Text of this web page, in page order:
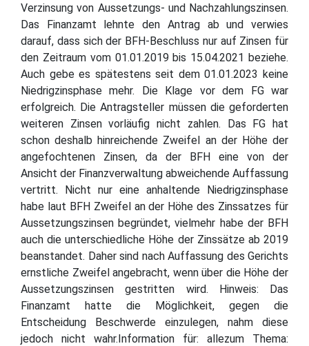
Verzinsung von Aussetzungs- und Nachzahlungszinsen.
Das Finanzamt lehnte den Antrag ab und verwies
darauf, dass sich der BFH-Beschluss nur auf Zinsen für
den Zeitraum vom 01.01.2019 bis 15.04.2021 beziehe.
Auch gebe es spätestens seit dem 01.01.2023 keine
Niedrigzinsphase mehr. Die Klage vor dem FG war
erfolgreich. Die Antragsteller müssen die geforderten
weiteren Zinsen vorläufig nicht zahlen. Das FG hat
schon deshalb hinreichende Zweifel an der Höhe der
angefochtenen Zinsen, da der BFH eine von der
Ansicht der Finanzverwaltung abweichende Auffassung
vertritt. Nicht nur eine anhaltende Niedrigzinsphase
habe laut BFH Zweifel an der Höhe des Zinssatzes für
Aussetzungszinsen begründet, vielmehr habe der BFH
auch die unterschiedliche Höhe der Zinssätze ab 2019
beanstandet. Daher sind nach Auffassung des Gerichts
ernstliche Zweifel angebracht, wenn über die Höhe der
Aussetzungszinsen gestritten wird. Hinweis: Das
Finanzamt hatte die Möglichkeit, gegen die
Entscheidung Beschwerde einzulegen, nahm diese
jedoch nicht wahr.Information für: allezum Thema: